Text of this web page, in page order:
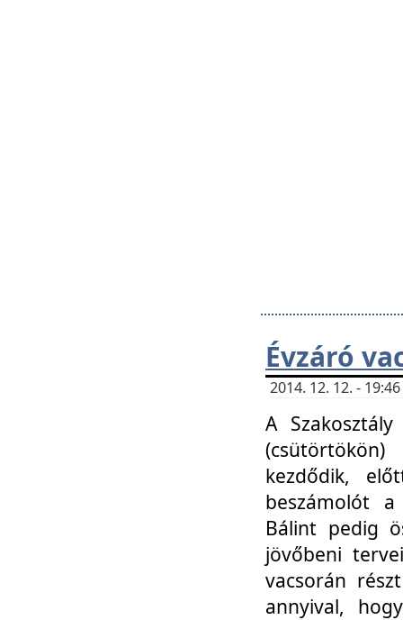
Évzáró
2014. 12. 12. -
A
kezdődik,
beszámolót
Bálint pedig
jövőbeni
vacsorán
annyival,